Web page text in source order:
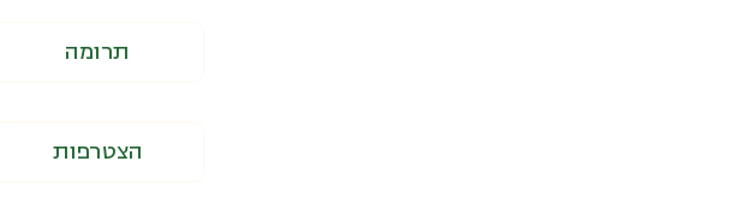
תרומה
הצטרפות